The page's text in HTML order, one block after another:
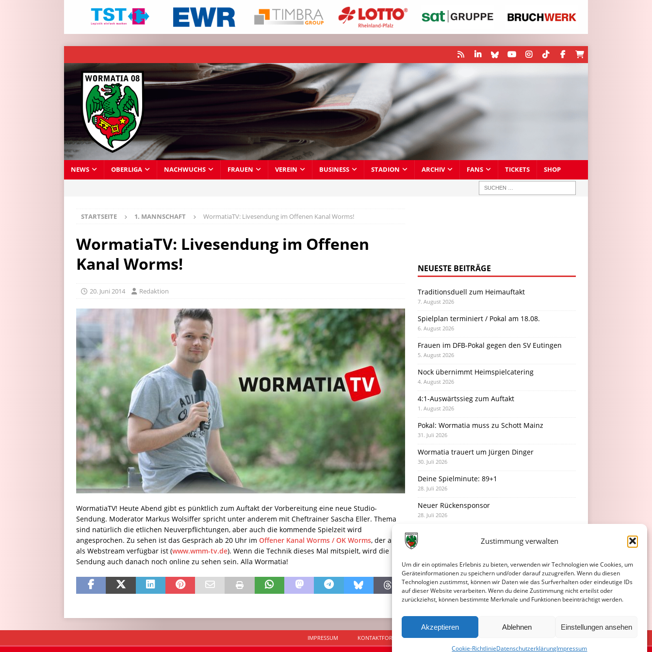
Zustimmung verwalten
Um dir ein optimales Erlebnis zu bieten, verwenden wir Technologien wie Cookies, um
Geräteinformationen zu speichern und/oder darauf zuzugreifen. Wenn du diesen
Technologien zustimmst, können wir Daten wie das Surfverhalten oder eindeutige IDs
auf dieser Website verarbeiten. Wenn du deine Zustimmung nicht erteilst oder
zurückziehst, können bestimmte Merkmale und Funktionen beeinträchtigt werden.
Akzeptieren Ablehnen Einstellungen ansehen
Cookie-RichtlinieDatenschutzerklärungImpressum
NEWS OBERLIGA NACHWUCHS FRAUEN VEREIN BUSINESS STADION ARCHIV FANS TICKETS SHOP
STARTSEITE 1. MANNSCHAFT WormatiaTV: Livesendung im Offenen Kanal Worms!
WormatiaTV: Livesendung im Offenen
Kanal Worms!
20. Juni 2014 Redaktion
WormatiaTV! Heute Abend gibt es pünktlich zum Auftakt der Vorbereitung eine neue Studio-
Sendung. Moderator Markus Wolsiffer spricht unter anderem mit Cheftrainer Sascha Eller. Thema
sind natürlich die etlichen Neuverpflichtungen, aber auch die kommende Spielzeit wird
angesprochen. Zu sehen ist das Gespräch ab 20 Uhr im Offener Kanal Worms / OK Worms, der auch
als Webstream verfügbar ist (www.wmm-tv.de). Wenn die Technik dieses Mal mitspielt, wird die
Sendung auch danach noch online zu sehen sein. Alla Wormatia!
NEUESTE BEITRÄGE
Traditionsduell zum Heimauftakt
7. August 2026
Spielplan terminiert / Pokal am 18.08.
6. August 2026
Frauen im DFB-Pokal gegen den SV Eutingen
5. August 2026
Nock übernimmt Heimspielcatering
4. August 2026
4:1-Auswärtssieg zum Auftakt
1. August 2026
Pokal: Wormatia muss zu Schott Mainz
31. Juli 2026
Wormatia trauert um Jürgen Dinger
30. Juli 2026
Deine Spielminute: 89+1
28. Juli 2026
Neuer Rückensponsor
28. Juli 2026
Neue Podcast-Folge: So tickt Björn!
27. Juli 2026
IMPRESSUM KONTAKTFORMULAR DATENSCHUTZERKLÄRUNG